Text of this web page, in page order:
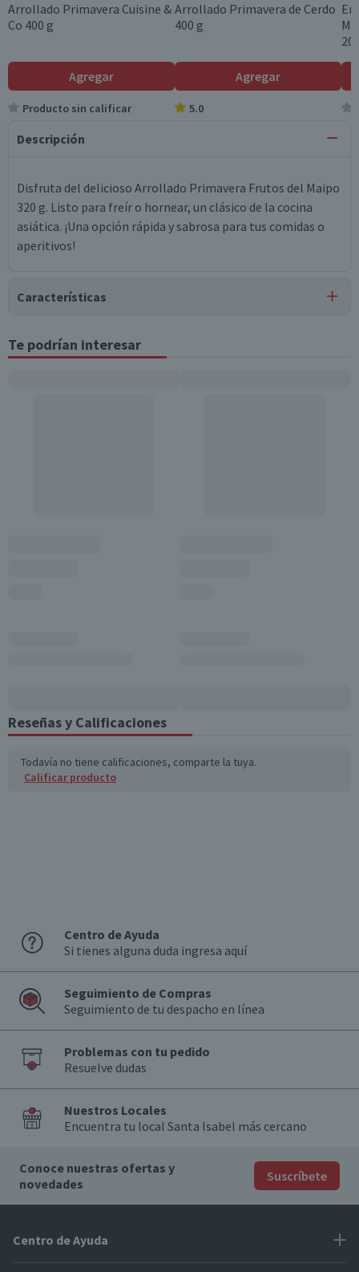
Arrollado Primavera Cuisine &
Co 400 g
Agregar
Producto sin calificar
Arrollado Primavera de Cerdo
400 g
Agregar
5.0
Descripción
Disfruta del delicioso Arrollado Primavera Frutos del Maipo
320 g. Listo para freír o hornear, un clásico de la cocina
asiática. ¡Una opción rápida y sabrosa para tus comidas o
aperitivos!
Características
Tipo de Producto
Arrollado Primavera
Te podrían interesar
Reseñas y Calificaciones
Todavía no tiene calificaciones, comparte la tuya.
Calificar producto
Centro de Ayuda
Si tienes alguna duda ingresa aquí
Seguimiento de Compras
Seguimiento de tu despacho en línea
Problemas con tu pedido
Resuelve dudas
Nuestros Locales
Encuentra tu local Santa Isabel más cercano
Conoce nuestras ofertas y
novedades
Suscríbete
Centro de Ayuda